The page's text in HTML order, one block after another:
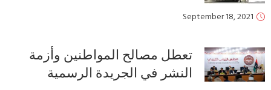
September 18, 2021
تعطل مصالح المواطنين وأزمة
النشر في الجريدة الرسمية